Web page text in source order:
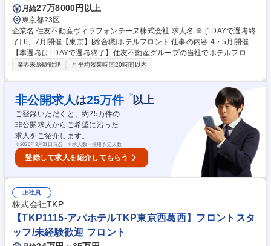
月給27万8000円以上
東京都23区
企業名 住友不動産ヴィラフォンテーヌ株式会社 求人名 ※ [1DAYで選考終
了] 6、7月開催【東京】[総合職]ホテルフロント 仕事の内容 4・5月開催
【本選考は1DAYで選考終了】住友不動産グループの当社でホテルフロン
ト業務をお任せします。総合職採用のため、住友不動産グループの安定基
約・問い合わせ対応および付帯業務/観光案内/安全管理等のホテル運営業
務全般をお任せします。 ・選考会概要：開催月中で応募いただいた候補者
様に合わせて開催いたします。希望日をお知らせください。 ・選考内容：
面接・ガイダンス（計2時間想定） ・場所：新宿・汐留・有明・羽田 いず
れかで開催 募集職種 ※ [1DAYで選考終了] 6、7月開催【東京】[総合職]ホ
テルフロント
業界未経験歓迎 月平均残業時間20時間以内
非公開求人 は25万件 ※以上
ご登録いただくと、約25万件の
非公開求人からご希望に沿った
求人をご紹介します。
※2026年3月31日時点 ※求人数＝採用予定人数
登録して求人を紹介してもらう
正社員
株式会社TKP
【TKP1115-アパホテルTKP東京西葛西】フロントスタ
ッフ/未経験歓迎 フロント